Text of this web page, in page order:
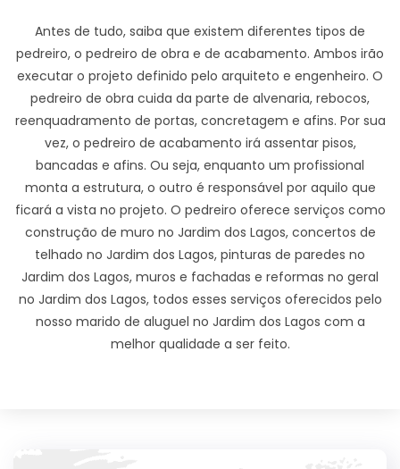
Antes de tudo, saiba que existem diferentes tipos de
pedreiro, o pedreiro de obra e de acabamento. Ambos irão
executar o projeto definido pelo arquiteto e engenheiro. O
pedreiro de obra cuida da parte de alvenaria, rebocos,
reenquadramento de portas, concretagem e afins. Por sua
vez, o pedreiro de acabamento irá assentar pisos,
bancadas e afins. Ou seja, enquanto um profissional
monta a estrutura, o outro é responsável por aquilo que
ficará a vista no projeto. O pedreiro oferece serviços como
construção de muro no Jardim dos Lagos, concertos de
telhado no Jardim dos Lagos, pinturas de paredes no
Jardim dos Lagos, muros e fachadas e reformas no geral
no Jardim dos Lagos, todos esses serviços oferecidos pelo
nosso marido de aluguel no Jardim dos Lagos com a
melhor qualidade a ser feito.